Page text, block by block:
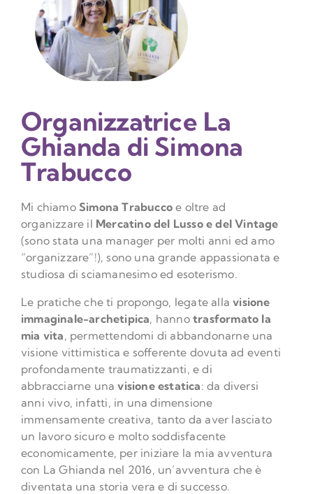
Organizzatrice La
Ghianda di Simona
Trabucco
Mi chiamo Simona Trabucco e oltre ad
organizzare il Mercatino del Lusso e del Vintage
(sono stata una manager per molti anni ed amo
“organizzare”!), sono una grande appassionata e
studiosa di sciamanesimo ed esoterismo.
Le pratiche che ti propongo, legate allavisione
immaginale-archetipica, hannotrasformato la
mia vita, permettendomi di abbandonarne una
visione vittimistica e sofferente dovuta ad eventi
profondamente traumatizzanti, e di
abbracciarne unavisione estatica: da diversi
anni vivo, infatti, in una dimensione
immensamente creativa, tanto da aver lasciato
un lavoro sicuro e molto soddisfacente
economicamente, per iniziare la mia avventura
con La Ghianda nel 2016, un’avventura che è
diventata una storia vera e di successo.